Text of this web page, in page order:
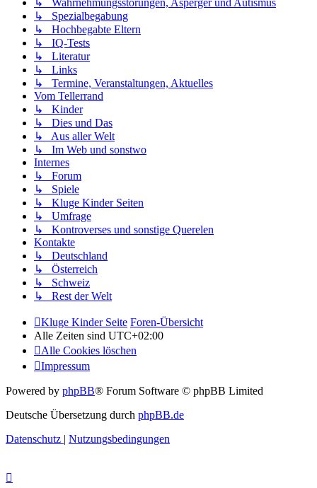
↳ Spezialbegabung
↳ Hochbegabte Eltern
↳ IQ-Tests
↳ Literatur
↳ Links
↳ Termine, Veranstaltungen, Aktuelles
Vom Tellerrand
↳ Kinder
↳ Dies und Das
↳ Aus aller Welt
↳ Im Web und sonstwo
Internes
↳ Forum
↳ Spiele
↳ Kluge Kinder Seiten
↳ Umfrage
↳ Kontroverses und sonstige Querelen
Kontakte
↳ Deutschland
↳ Österreich
↳ Schweiz
↳ Rest der Welt
Kluge Kinder Seite Foren-Übersicht
Alle Zeiten sind UTC+02:00
Alle Cookies löschen
Impressum
Powered by phpBB® Forum Software © phpBB Limited
Deutsche Übersetzung durch phpBB.de
Datenschutz | Nutzungsbedingungen